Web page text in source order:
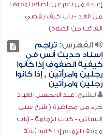
إعادة من نام عن الصلاة لوقتها
من الغد - باب كيف يقضي
الفائت من الصلاة)
الفهرس: تراجم
إسناد حديث أنس في
كيفية الصفوف إذا كانوا
رجلين وامرأتين , إذا كانوا
رجلين وامرأتين
للشيخ: عبد المحسن العباد
جزء من محاضرة ( شرح سنن
النسائي - كتاب الإمامة - (باب
موقف الإمام إذا كانوا ثلاثة